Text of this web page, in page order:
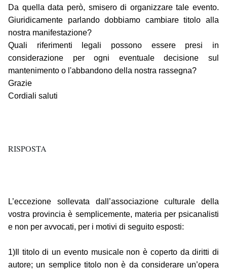
Da quella data però, smisero di organizzare tale evento.
Giuridicamente parlando dobbiamo cambiare titolo alla
nostra manifestazione?
Quali riferimenti legali possono essere presi in
considerazione per ogni eventuale decisione sul
mantenimento o l'abbandono della nostra rassegna?
Grazie
Cordiali saluti
RISPOSTA
L’eccezione sollevata dall’associazione culturale della
vostra provincia è semplicemente, materia per psicanalisti
e non per avvocati, per i motivi di seguito esposti:
1)Il titolo di un evento musicale non è coperto da diritti di
autore; un semplice titolo non è da considerare un’opera